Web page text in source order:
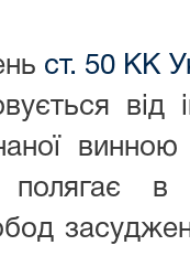
ст. 50 КК
від
винною
полягає в